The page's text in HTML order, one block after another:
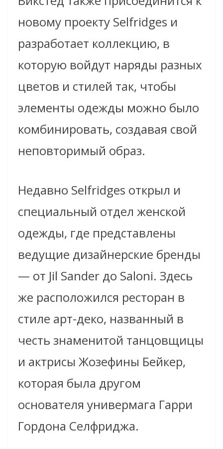
новому проекту Selfridges и
разработает коллекцию, в
которую войдут наряды разных
цветов и стилей так, чтобы
элементы одежды можно было
комбинировать, создавая свой
неповторимый образ.
Недавно Selfridges открыл и
специальный отдел женской
одежды, где представлены
ведущие дизайнерские бренды
— от Jil Sander до Saloni. Здесь
же расположился ресторан в
стиле арт-деко, названный в
честь знаменитой танцовщицы
и актрисы Жозефины Бейкер,
которая была другом
основателя универмага Гарри
Гордона Селфриджа.